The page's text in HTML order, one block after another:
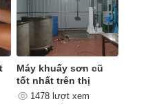
Máy khuấy sơn cũ
tốt nhất trên thị
trường
1478 lượt xem